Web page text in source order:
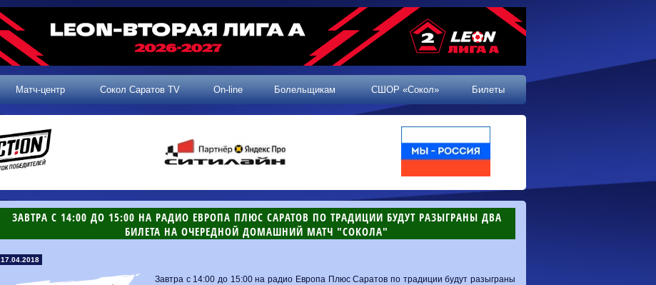
Матч-центр Сокол Саратов TV On-line Болельщикам СШОР «Сокол» Билеты
ЗАВТРА С 14:00 ДО 15:00 НА РАДИО ЕВРОПА ПЛЮС САРАТОВ ПО ТРАДИЦИИ БУДУТ РАЗЫГРАНЫ ДВА
БИЛЕТА НА ОЧЕРЕДНОЙ ДОМАШНИЙ МАТЧ "СОКОЛА"
17.04.2018
Завтра с 14:00 до 15:00 на радио Европа Плюс Саратов по традиции будут разыграны